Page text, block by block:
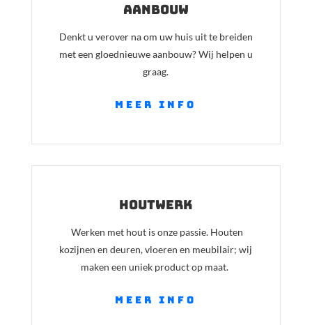
aanbouw
Denkt u verover na om uw huis uit te breiden
met een gloednieuwe aanbouw? Wij helpen u
graag.
meer info
houtwerk
Werken met hout is onze passie. Houten
kozijnen en deuren, vloeren en meubilair; wij
maken een uniek product op maat.
meer info